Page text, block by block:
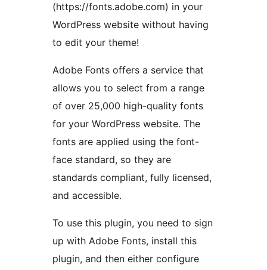
(https://fonts.adobe.com) in your
WordPress website without having
to edit your theme!
Adobe Fonts offers a service that
allows you to select from a range
of over 25,000 high-quality fonts
for your WordPress website. The
fonts are applied using the font-
face standard, so they are
standards compliant, fully licensed,
and accessible.
To use this plugin, you need to sign
up with Adobe Fonts, install this
plugin, and then either configure